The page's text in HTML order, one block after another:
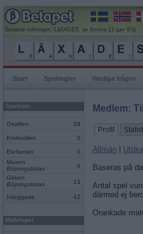
Senaste rullningen, LäXADES, av Emma-13 gav 87p
Start Spelregler Vanliga frågor
Spelrum
Giraffen 29
Krokodilen 0
Elefanten
0
Musen
Böjningslistan
0
Grisen
Böjningslistan
13
Inloggade 42
Mobilspel
Medlem:
Profil
Allmän
Baseras på
Antal spel
därmed ej
Orankade